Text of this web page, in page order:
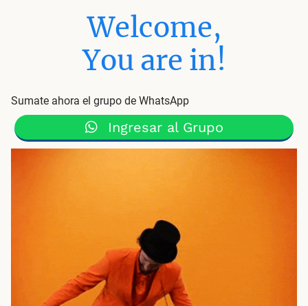
Welcome,
You are in!
Sumate ahora el grupo de WhatsApp
Ingresar al Grupo